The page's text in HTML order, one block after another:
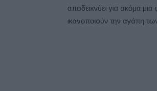
αποδεικνύει για ακόμα
ικανοποιούν την αγάπη